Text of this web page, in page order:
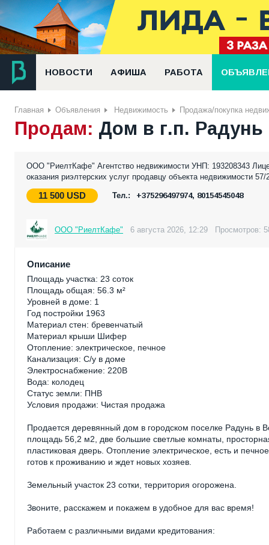
НОВОСТИ АФИША РАБОТА
Главная Объявления Недвижимость Продажа/покупка
Продам: Дом в г.п. Радунь
ООО "РиелтКафе" Агентство недвижимости УНП: 193208343
оказания риэлтерских услуг продавцу объекта недвижимости 57/
11 500 USD Тел.: +375296497974, 80154545048
ООО "РиелтКафе" 6 августа 2026, 12:29 Просмотров:
Описание
Площадь участка: 23 соток
Площадь общая: 56.3 м²
Уровней в доме: 1
Год постройки 1963
Материал стен: бревенчатый
Материал крыши Шифер
Отопление: электрическое, печное
Канализация: С/у в доме
Электроснабжение: 220В
Вода: колодец
Статус земли: ПНВ
Условия продажи: Чистая продажа
Продается деревянный дом в городском поселке Радунь
площадь 56,2 м2, две большие светлые комнаты,
пластиковая дверь. Отопление электрическое, есть и
готов к проживанию и ждет новых хозяев.
Земельный участок 23 сотки, территория огорожена.
Звоните, расскажем и покажем в удобное для вас время!
Работаем с различными видами кредитования: